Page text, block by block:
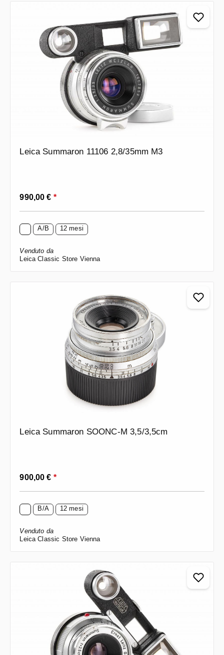
Leica Summaron 11106 2,8/35mm M3
Prezzo normale:
990,00 € *
A/B 12 mesi
Venduto da
Leica Classic Store Vienna
Leica Summaron SOONC-M 3,5/3,5cm
Prezzo normale:
900,00 € *
B/A 12 mesi
Venduto da
Leica Classic Store Vienna